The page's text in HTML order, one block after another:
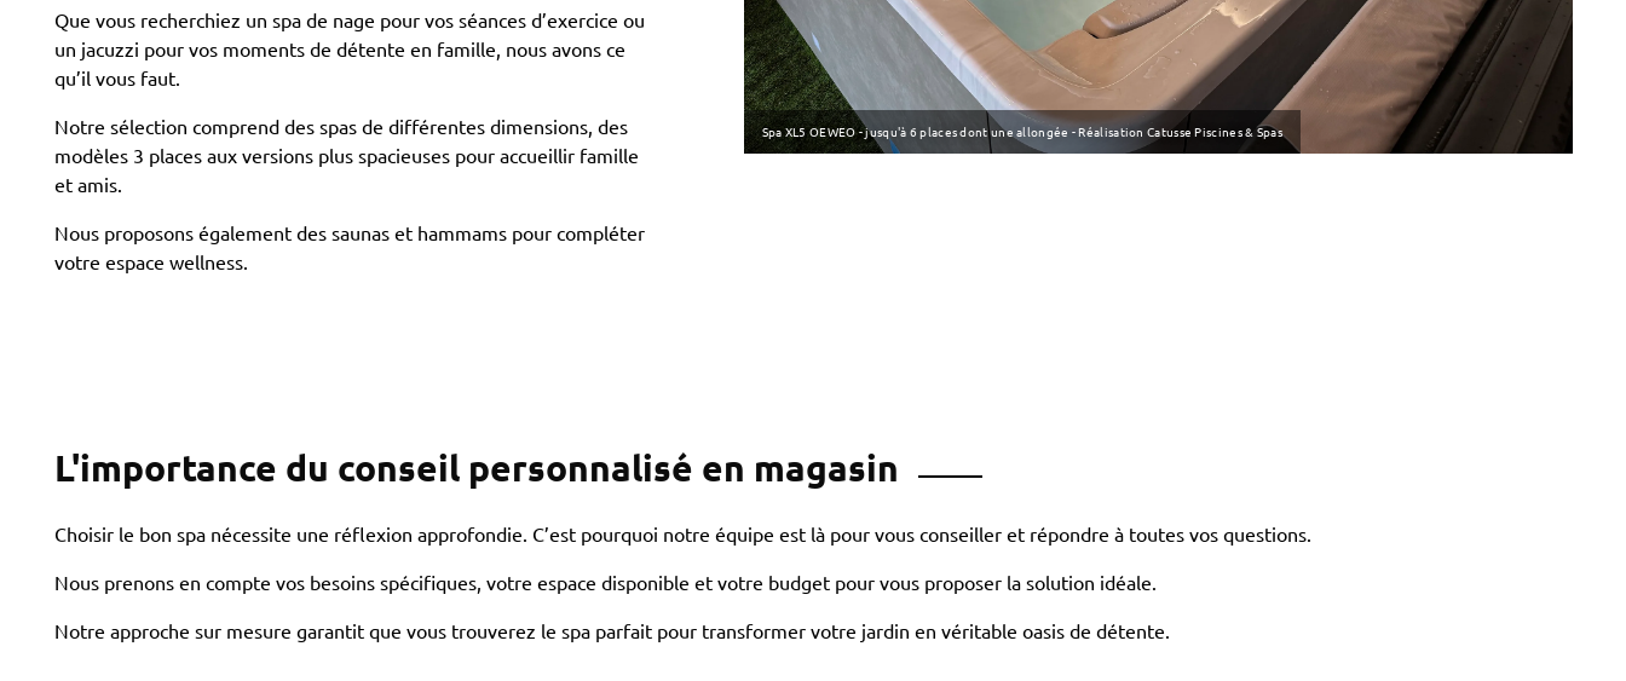
Que vous recherchiez un spa de nage pour vos séances d’exercice ou
un jacuzzi pour vos moments de détente en famille, nous avons ce
qu’il vous faut.
Notre sélection comprend des spas de différentes dimensions, des
modèles 3 places aux versions plus spacieuses pour accueillir famille
et amis.
Nous proposons également des saunas et hammams pour compléter
votre espace wellness.
Spa XL5 OEWEO - jusqu'à 6 places dont une allongée - Réalisation Catusse Piscines & Spas
L'importance du conseil personnalisé en magasin
Choisir le bon spa nécessite une réflexion approfondie. C’est pourquoi notre équipe est là pour vous conseiller et répondre à toutes vos questions.
Nous prenons en compte vos besoins spécifiques, votre espace disponible et votre budget pour vous proposer la solution idéale.
Notre approche sur mesure garantit que vous trouverez le spa parfait pour transformer votre jardin en véritable oasis de détente.